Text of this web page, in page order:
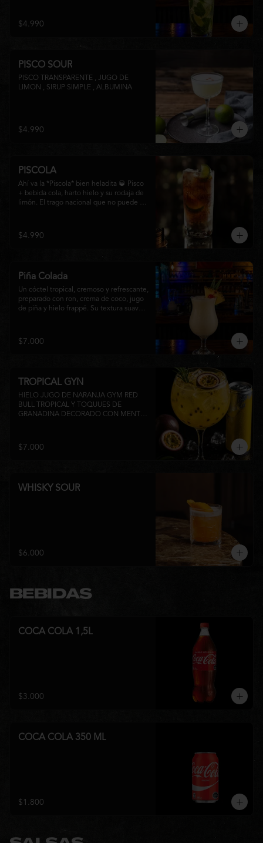
aromático y perfectamente equilibrado,
ideal para disfrutar en cualquier ocasión.
$4.990
PISCO SOUR
PISCO TRANSPARENTE , JUGO DE
LIMON , SIRUP SIMPLE , ALBUMINA
$4.990
PISCOLA
Ahí va la *Piscola* bien heladita 🥃 Pisco
+ bebida cola, harto hielo y su rodaja de
limón. El trago nacional que no puede
$4.990
Piña Colada
Un cóctel tropical, cremoso y refrescante,
preparado con ron, crema de coco, jugo
de piña y hielo frappé. Su textura suave y
disfrutar de un momento de relajo o
acompañar la experiencia gastronómica
$7.000
TROPICAL GYN
HIELO JUGO DE NARANJA GYM RED
BULL TROPICAL Y TOQUUES DE
GRANADINA DECORADO CON MENTA
$7.000
WHISKY SOUR
$6.000
BEBIDAS
COCA COLA 1,5L
$3.000
COCA COLA 350 ML
$1.800